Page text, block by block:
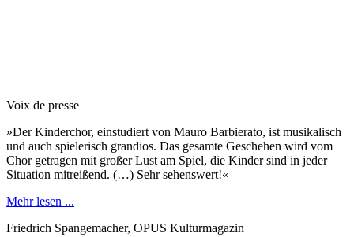
Voix de presse
»Der Kinderchor, einstudiert von Mauro Barbierato, ist musikalisch
und auch spielerisch grandios. Das gesamte Geschehen wird vom
Chor getragen mit großer Lust am Spiel, die Kinder sind in jeder
Situation mitreißend. (…) Sehr sehenswert!«
Mehr lesen ...
Friedrich Spangemacher, OPUS Kulturmagazin